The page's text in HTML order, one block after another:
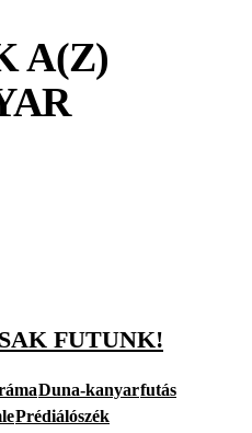
A(Z)
FUTUNK!
Duna-kanyarfutás
Prédiálószék